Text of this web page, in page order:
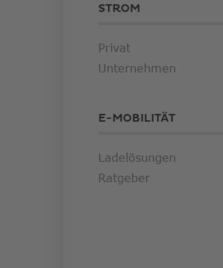
STROM
Privat
Unternehmen
E-MOBILITÄT
Ladelösungen
Ratgeber